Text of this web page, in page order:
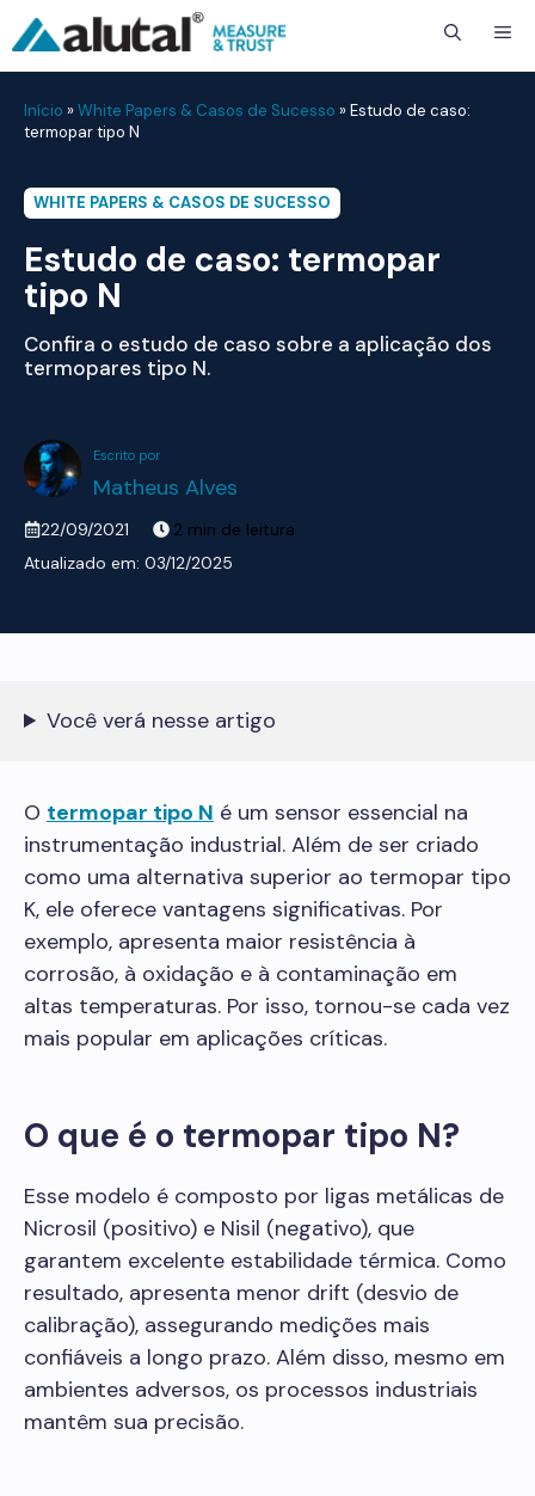
Início »White Papers & Casos de Sucesso »Estudo de caso:
termopar tipo N
WHITE PAPERS & CASOS DE SUCESSO
Estudo de caso: termopar
tipo N
Confira o estudo de caso sobre a aplicação dos
termopares tipo N.
Matheus Alves
22/09/2021
03/12/2025
Você verá nesse artigo
O termopar tipo N é um sensor essencial na
instrumentação industrial. Além de ser criado
como uma alternativa superior ao termopar tipo
K, ele oferece vantagens significativas. Por
exemplo, apresenta maior resistência à
corrosão, à oxidação e à contaminação em
altas temperaturas. Por isso, tornou-se cada vez
mais popular em aplicações críticas.
O que é o termopar tipo N?
Esse modelo é composto por ligas metálicas de
Nicrosil (positivo) e Nisil (negativo), que
garantem excelente estabilidade térmica. Como
resultado, apresenta menor drift (desvio de
calibração), assegurando medições mais
confiáveis a longo prazo. Além disso, mesmo em
ambientes adversos, os processos industriais
mantêm sua precisão.